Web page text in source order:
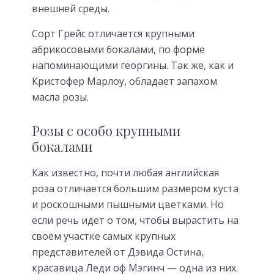
внешней среды.
Сорт Грейс отличается крупными
абрикосовыми бокалами, по форме
напоминающими георгины. Так же, как и
Кристофер Марлоу, обладает запахом
масла розы.
Розы с особо крупными
бокалами
Как известно, почти любая английская
роза отличается большим размером куста
и роскошными пышными цветками. Но
если речь идет о том, чтобы вырастить на
своем участке самых крупных
представителей от Дэвида Остина,
красавица Леди оф Мэгинч — одна из них.